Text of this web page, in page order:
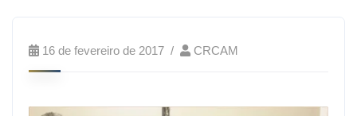
16 de fevereiro de 2017 CRCAM